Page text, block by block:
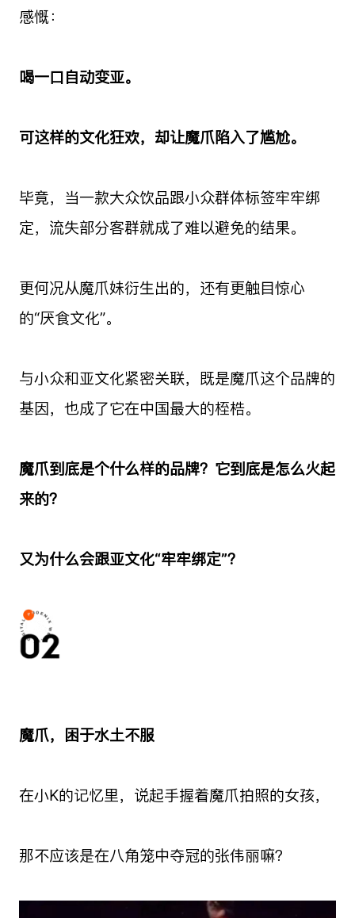
感慨：
喝一口自动变亚。
可这样的文化狂欢，却让魔爪陷入了尴尬。
毕竟，当一款大众饮品跟小众群体标签牢牢绑
定，流失部分客群就成了难以避免的结果。
更何况从魔爪妹衍生出的，还有更触目惊心
的“厌食文化”。
与小众和亚文化紧密关联，既是魔爪这个品牌的
基因，也成了它在中国最大的桎梏。
魔爪到底是个什么样的品牌？它到底是怎么火起
来的？
又为什么会跟亚文化“牢牢绑定”？
魔爪，困于水土不服
在小K的记忆里，说起手握着魔爪拍照的女孩，
那不应该是在八角笼中夺冠的张伟丽嘛？